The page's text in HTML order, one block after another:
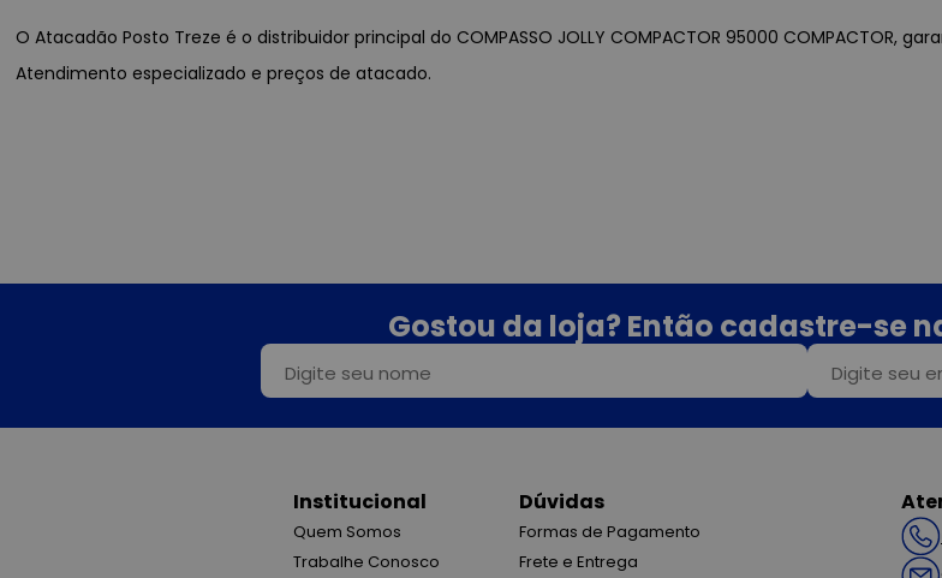
O Atacadão Posto Treze é o distribuidor principal do COMPASSO JOLLY COMPACTOR 95000 COMPACTOR,
Atendimento especializado e preços de atacado.
Gostou da loja? Então cadastre-se
Institucional
Quem Somos
Trabalhe Conosco
Dúvidas
Formas de Pagamento
Frete e Entrega